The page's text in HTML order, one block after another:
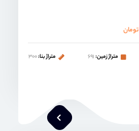
تومان
متراژ زمین:۶۹۱ متراژ بنا:۳۰۰